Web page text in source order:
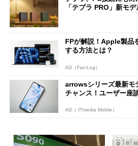
「テプラ PRO」新モデ
FPが解説！Apple製品
する方法とは？
AD（Fav-Log）
arrowsシリーズ最新モ
チャンス！ユーザー座
AD（ ITmedia Mobile）